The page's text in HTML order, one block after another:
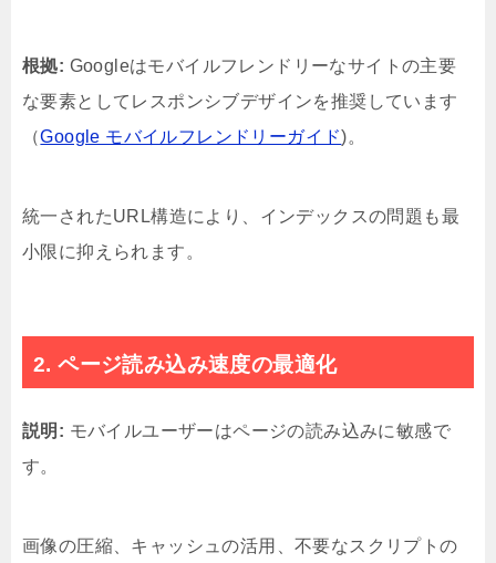
根拠: Googleはモバイルフレンドリーなサイトの主要
な要素としてレスポンシブデザインを推奨しています
（Google モバイルフレンドリーガイド)。
統一されたURL構造により、インデックスの問題も最
小限に抑えられます。
2. ページ読み込み速度の最適化
説明: モバイルユーザーはページの読み込みに敏感で
す。
画像の圧縮、キャッシュの活用、不要なスクリプトの